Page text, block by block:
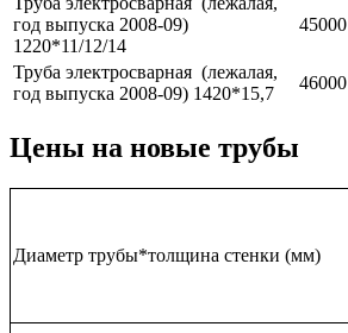
год выпуска 2008-09)
1220*11/12/14
45000
Труба электросварная (лежалая,
год выпуска 2008-09) 1420*15,7
46000
Цены на новые трубы
Диаметр трубы*толщина стенки (мм)